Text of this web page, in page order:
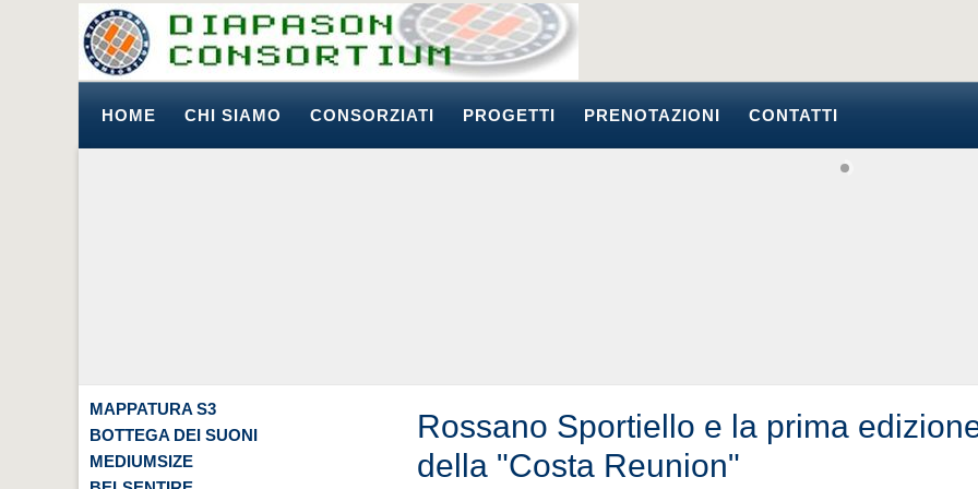
HOME CHI SIAMO CONSORZIATI PROGETTI PRENOTAZIONI CONTATTI
MAPPATURA S3
BOTTEGA DEI SUONI
MEDIUMSIZE
Rossano Sportiello e la prima
della "Costa Reunion"